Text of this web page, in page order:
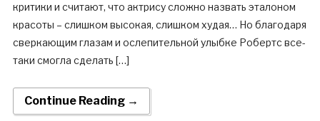
критики и считают, что актрису сложно назвать эталоном
красоты – слишком высокая, слишком худая… Но благодаря
сверкающим глазам и ослепительной улыбке Робертс все-
таки смогла сделать […]
Continue Reading →